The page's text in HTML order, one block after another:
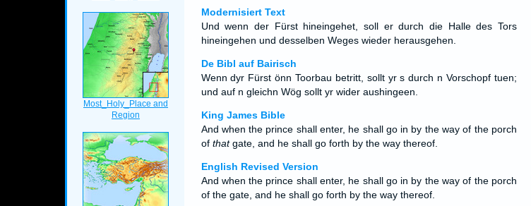
Modernisiert Text
Und wenn der Fürst hineingehet, soll er durch die Halle des Tors
hineingehen und desselben Weges wieder herausgehen.
De Bibl auf Bairisch
Wenn dyr Fürst önn Toorbau betritt, sollt yr s durch n Vorschopf tuen;
und auf n gleichn Wög sollt yr wider aushingeen.
King James Bible
And when the prince shall enter, he shall go in by the way of the porch
of thatgate, and he shall go forth by the way thereof.
English Revised Version
And when the prince shall enter, he shall go in by the way of the porch
of the gate, and he shall go forth by the way thereof.